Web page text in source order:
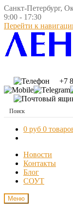
Санкт-Петербург,
9:00 - 17:30
Перейти к
+7
0 руб 0
Новости
Контакты
Блог
СОУТ
Меню